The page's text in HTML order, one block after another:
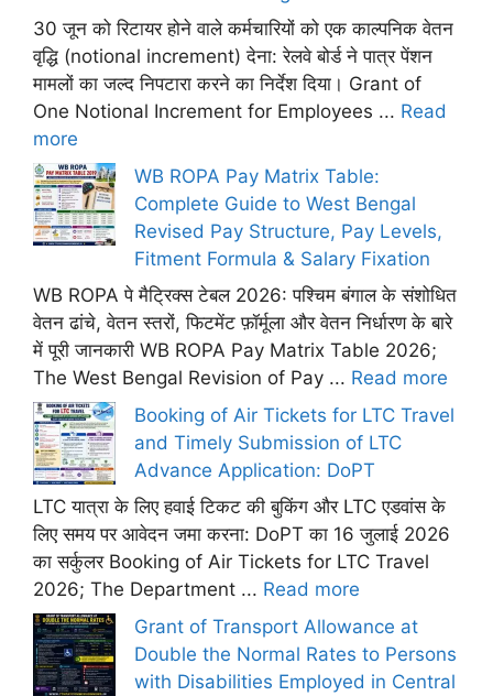
30 जून को रिटायर होने वाले कर्मचारियों को एक काल्पनिक वेतन
वृद्धि (notional increment) देना: रेलवे बोर्ड ने पात्र पेंशन
मामलों का जल्द निपटारा करने का निर्देश दिया। Grant of
One Notional Increment for Employees ... Read
more
WB ROPA Pay Matrix Table:
Complete Guide to West Bengal
Revised Pay Structure, Pay Levels,
Fitment Formula & Salary Fixation
WB ROPA पे मैट्रिक्स टेबल 2026: पश्चिम बंगाल के संशोधित
वेतन ढांचे, वेतन स्तरों, फिटमेंट फ़ॉर्मूला और वेतन निर्धारण के बारे
में पूरी जानकारी WB ROPA Pay Matrix Table 2026;
The West Bengal Revision of Pay ... Read more
Booking of Air Tickets for LTC Travel
and Timely Submission of LTC
Advance Application: DoPT
LTC यात्रा के लिए हवाई टिकट की बुकिंग और LTC एडवांस के
लिए समय पर आवेदन जमा करना: DoPT का 16 जुलाई 2026
का सर्कुलर Booking of Air Tickets for LTC Travel
2026; The Department ... Read more
Grant of Transport Allowance at
Double the Normal Rates to Persons
with Disabilities Employed in Central